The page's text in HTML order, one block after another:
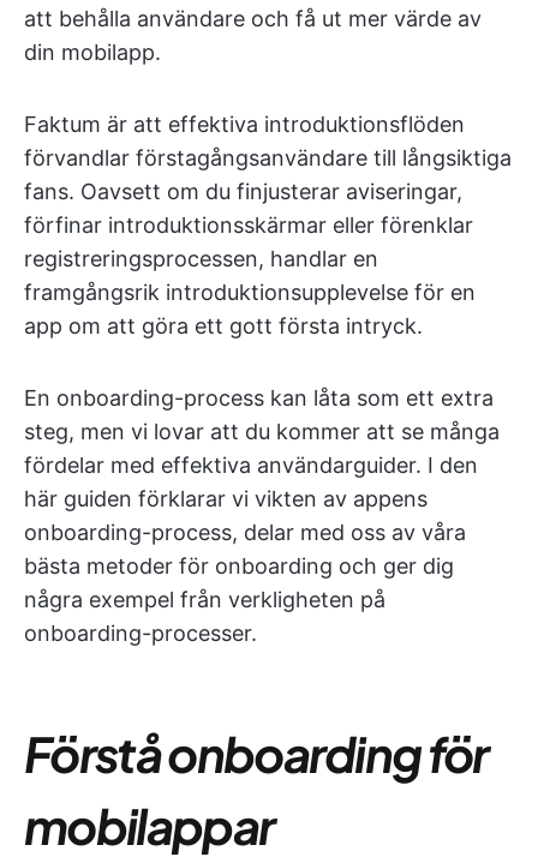
att behålla användare och få ut mer värde av
din mobilapp.
Faktum är att effektiva introduktionsflöden
förvandlar förstagångsanvändare till långsiktiga
fans. Oavsett om du finjusterar aviseringar,
förfinar introduktionsskärmar eller förenklar
registreringsprocessen, handlar en
framgångsrik introduktionsupplevelse för en
app om att göra ett gott första intryck.
En onboarding-process kan låta som ett extra
steg, men vi lovar att du kommer att se många
fördelar med effektiva användarguider. I den
här guiden förklarar vi vikten av appens
onboarding-process, delar med oss av våra
bästa metoder för onboarding och ger dig
några exempel från verkligheten på
onboarding-processer.
Förstå onboarding för
mobilappar